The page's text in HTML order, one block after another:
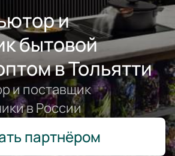
и
бытовой
в Тольятти
и поставщик
в России
партнёром